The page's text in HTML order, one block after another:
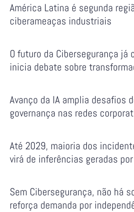
América Latina é segunda
ciberameaças industriais
O futuro da Cibersegurança já
inicia debate sobre
Avanço da IA amplia desafios
governança nas redes
Até 2029, maioria dos
virá de inferências geradas
Sem Cibersegurança, não há
reforça demanda por